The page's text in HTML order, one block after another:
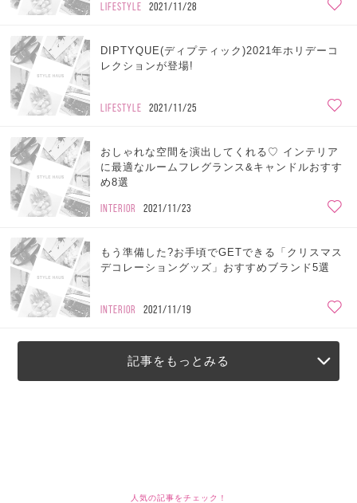
LIFESTYLE 2021/11/28
DIPTYQUE(ディプティック)2021年ホリデーコ
レクションが登場!
LIFESTYLE 2021/11/25
おしゃれな空間を演出してくれる♡ インテリア
に最適なルームフレグランス&キャンドルおすす
め8選
INTERIOR 2021/11/23
もう準備した?お手頃でGETできる「クリスマス
デコレーショングッズ」おすすめブランド5選
INTERIOR 2021/11/19
記事をもっとみる
人気の記事をチェック！